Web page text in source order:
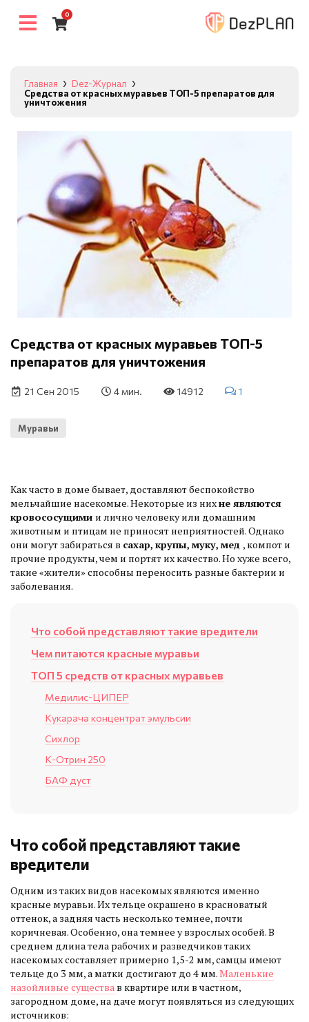
0
Главная
Dez-Журнал
Средства от красных муравьев ТОП-5 препаратов для
уничтожения
Средства от красных муравьев ТОП-5
препаратов для уничтожения
21 Сен 2015 4 мин. 14912 1
Муравьи
Как часто в доме бывает, доставляют беспокойство
мельчайшие насекомые. Некоторые из нихне являются
кровососущими и лично человеку или домашним
животным и птицам не приносят неприятностей. Однако
они могут забираться в сахар, крупы, муку, мед , компот и
прочие продукты, чем и портят их качество. Но хуже всего,
такие «жители» способны переносить разные бактерии и
заболевания.
Что собой представляют такие вредители
Чем питаются красные муравьи
ТОП 5 средств от красных муравьев
Медилис-ЦИПЕР
Кукарача концентрат эмульсии
Сихлор
К-Отрин 250
БАФ дуст
Что собой представляют такие
вредители
Одним из таких видов насекомых являются именно
красные муравьи. Их тельце окрашено в красноватый
оттенок, а задняя часть несколько темнее, почти
коричневая. Особенно, она темнее у взрослых особей. В
среднем длина тела рабочих и разведчиков таких
насекомых составляет примерно 1,5-2 мм, самцы имеют
тельце до 3 мм, а матки достигают до 4 мм.Маленькие
назойливые существа в квартире или в частном,
загородном доме, на даче могут появляться из следующих
источников: